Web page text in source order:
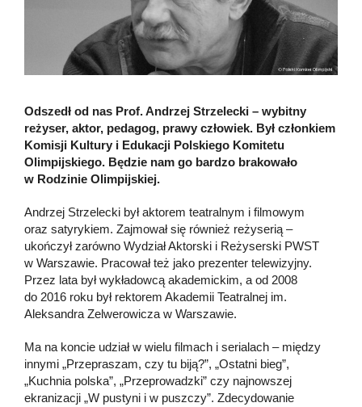
Odszedł od nas Prof. Andrzej Strzelecki – wybitny
reżyser, aktor, pedagog, prawy człowiek. Był członkiem
Komisji Kultury i Edukacji Polskiego Komitetu
Olimpijskiego. Będzie nam go bardzo brakowało
w Rodzinie Olimpijskiej.
Andrzej Strzelecki był aktorem teatralnym i filmowym
oraz satyrykiem. Zajmował się również reżyserią –
ukończył zarówno Wydział Aktorski i Reżyserski PWST
w Warszawie. Pracował też jako prezenter telewizyjny.
Przez lata był wykładowcą akademickim, a od 2008
do 2016 roku był rektorem Akademii Teatralnej im.
Aleksandra Zelwerowicza w Warszawie.
Ma na koncie udział w wielu filmach i serialach – między
innymi „Przepraszam, czy tu biją?”, „Ostatni bieg”,
„Kuchnia polska”, „Przeprowadzki” czy najnowszej
ekranizacji „W pustyni i w puszczy”. Zdecydowanie